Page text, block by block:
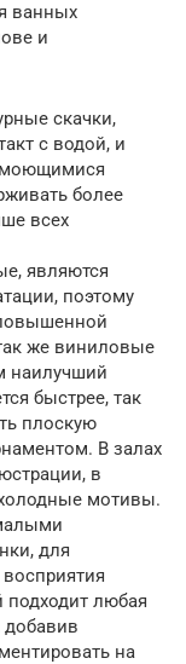
ванных
и
скачки,
с водой, и
моющимися
более
всех
являются
поэтому
же виниловые
наилучший
быстрее, так
плоскую
В залах
в
мотивы.
для
любая
добавив
на